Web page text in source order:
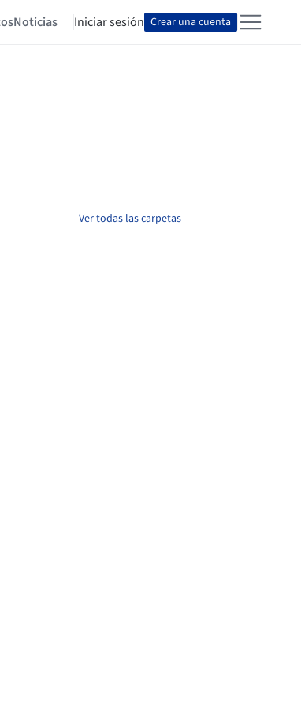
Noticias Iniciar sesión Crear una cuenta
Ver todas las carpetas